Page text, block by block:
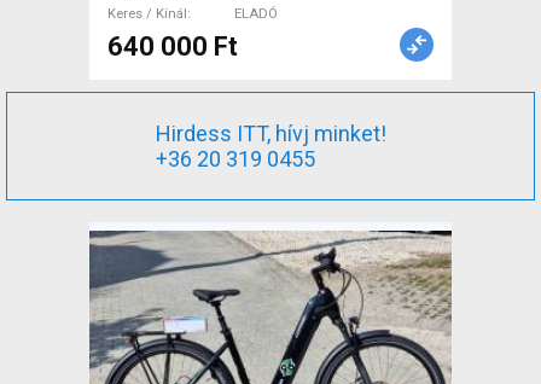
Keres / Kínál
ELADÓ
640 000 Ft
Hirdess ITT, hívj minket!
+36 20 319 0455